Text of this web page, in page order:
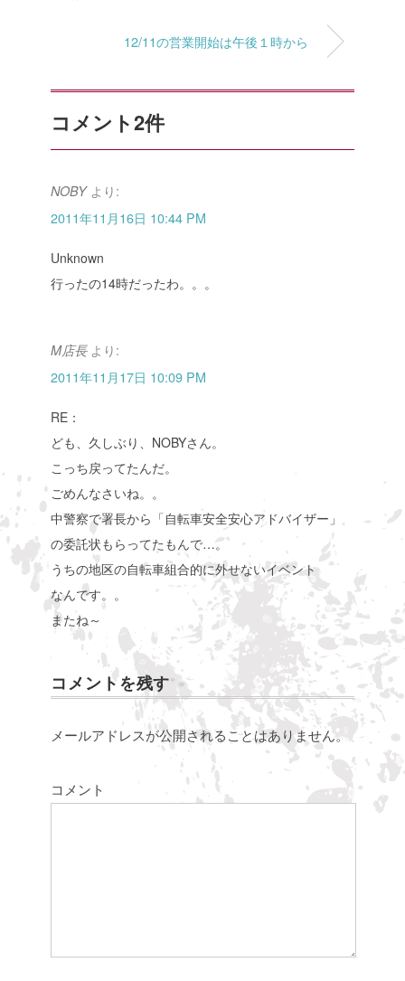
12/11の営業開始は午後１時から
コメント2件
NOBY より:
2011年11月16日 10:44 PM
Unknown
行ったの14時だったわ。。。
M店長 より:
2011年11月17日 10:09 PM
RE：
ども、久しぶり、NOBYさん。
こっち戻ってたんだ。
ごめんなさいね。。
中警察で署長から「自転車安全安心アドバイザー」
の委託状もらってたもんで…。
うちの地区の自転車組合的に外せないイベント
なんです。。
またね～
コメントを残す
メールアドレスが公開されることはありません。
コメント